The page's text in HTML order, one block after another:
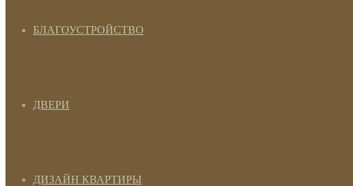
БЛАГОУСТРОЙСТВО
ДВЕРИ
ДИЗАЙН КВАРТИРЫ